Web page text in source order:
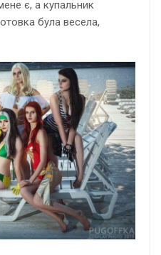
є, а купальник
була весела,